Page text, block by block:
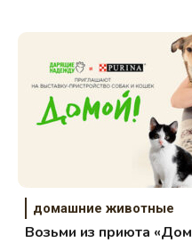
домашние животные
Возьми из приюта